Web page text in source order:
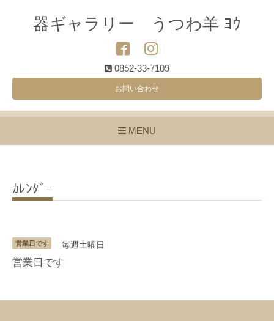
器ギャラリー うつわ羊 ﾖｳ
0852-33-7109
お問い合わせ
MENU
ｶﾚﾝﾀﾞｰ
営業日です 毎週土曜日
営業日です